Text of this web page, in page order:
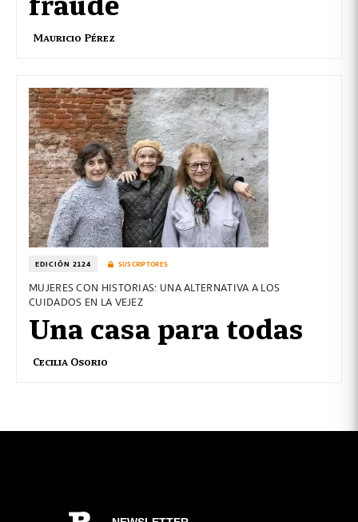
Mauricio Pérez
EDICIÓN 2124 SUSCRIPTORES
MUJERES CON HISTORIAS: UNA ALTERNATIVA A LOS
CUIDADOS EN LA VEJEZ
Una casa para todas
Cecilia Osorio